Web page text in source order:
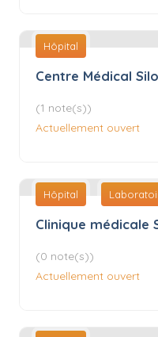
Hôpital
Centre Médical
(1 note(s))
Actuellement ouvert
Hôpital
Clinique médicale
(0 note(s))
Actuellement ouvert